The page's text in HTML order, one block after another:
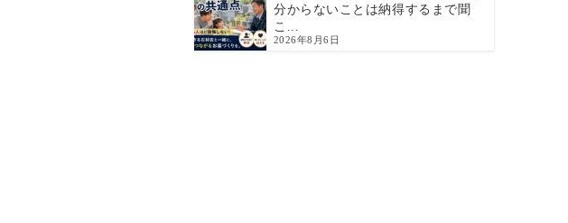
分からないことは納得するまで聞
こ...
2026年8月6日